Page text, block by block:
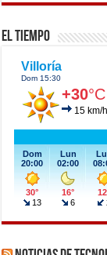
El Tiempo